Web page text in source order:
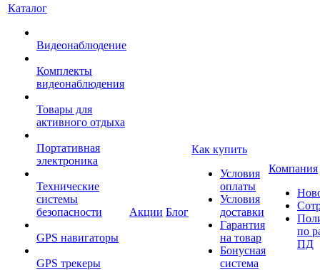
Каталог
Видеонаблюдение
Комплекты
видеонаблюдения
Товары для
активного отдыха
Портативная
электроника
Технические
системы
безопасности
GPS навигаторы
GPS трекеры
Акции Блог
Как купить
Условия
оплаты
Условия
доставки
Гарантия
на товар
Бонусная
система
Компания
по
ПД